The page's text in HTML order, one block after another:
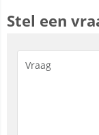
Stel een